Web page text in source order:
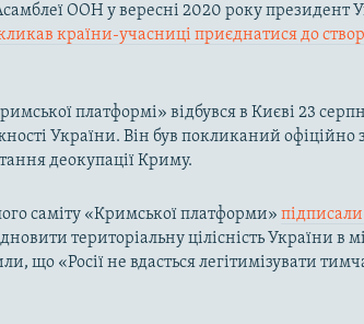
ООН у вересні 2020 року президент
країни-учасниці приєднатися до
платформі» відбувся в Києві 23
України. Він був покликаний офіційно
деокупації Криму.
саміту «Кримської платформи»підписали
територіальну цілісність України в
що «Росії не вдасться легітимізувати